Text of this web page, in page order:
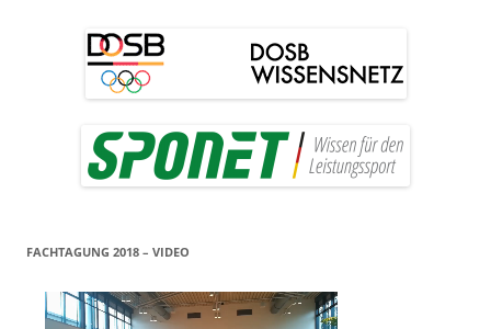
FACHTAGUNG 2018 – VIDEO